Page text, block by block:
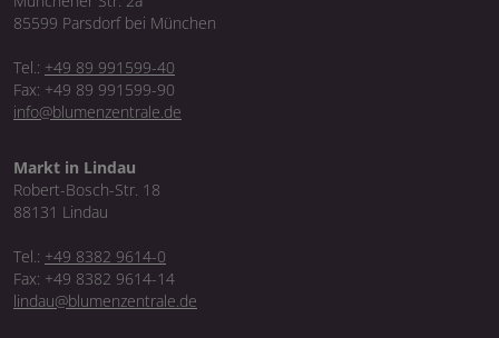
85599 Parsdorf bei München
Tel.: +49 89 991599-40
Fax: +49 89 991599-90
info@blumenzentrale.de
Markt in Lindau
Robert-Bosch-Str. 18
88131 Lindau
Tel.: +49 8382 9614-0
Fax: +49 8382 9614-14
lindau@blumenzentrale.de